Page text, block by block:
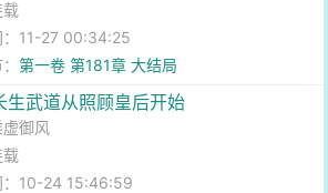
载
：11-27 00:34:25
：第一卷 第181章 大结局
生武道从照顾皇后开始
虚御风
载
：10-24 15:46:59